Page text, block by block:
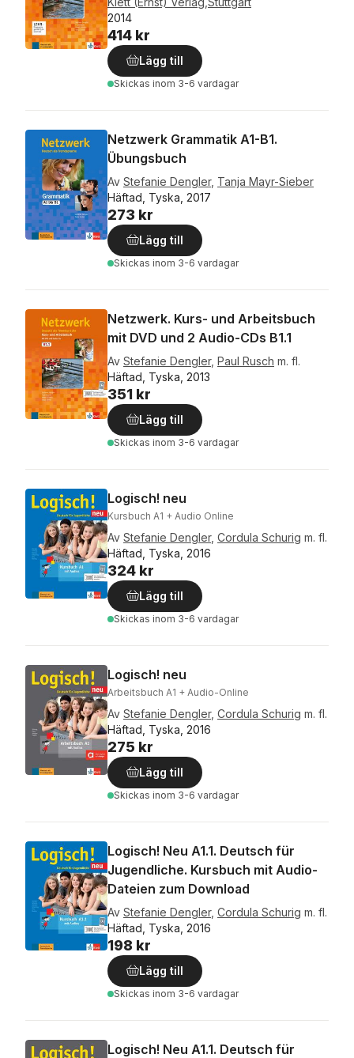
2014
414 kr
Lägg till
Skickas inom 3-6 vardagar
Netzwerk Grammatik A1-B1.
Übungsbuch
Av Stefanie Dengler, Tanja Mayr-Sieber
Häftad, Tyska, 2017
273 kr
Lägg till
Skickas inom 3-6 vardagar
Netzwerk. Kurs- und Arbeitsbuch
mit DVD und 2 Audio-CDs B1.1
Av Stefanie Dengler, Paul Rusch m. fl.
Häftad, Tyska, 2013
351 kr
Lägg till
Skickas inom 3-6 vardagar
Logisch! neu
Kursbuch A1 + Audio Online
Av Stefanie Dengler, Cordula Schurig m. fl.
Häftad, Tyska, 2016
324 kr
Lägg till
Skickas inom 3-6 vardagar
Logisch! neu
Arbeitsbuch A1 + Audio-Online
Av Stefanie Dengler, Cordula Schurig m. fl.
Häftad, Tyska, 2016
275 kr
Lägg till
Skickas inom 3-6 vardagar
Logisch! Neu A1.1. Deutsch für
Jugendliche. Kursbuch mit Audio-
Dateien zum Download
Av Stefanie Dengler, Cordula Schurig m. fl.
Häftad, Tyska, 2016
198 kr
Lägg till
Skickas inom 3-6 vardagar
Logisch! Neu A1.1. Deutsch für